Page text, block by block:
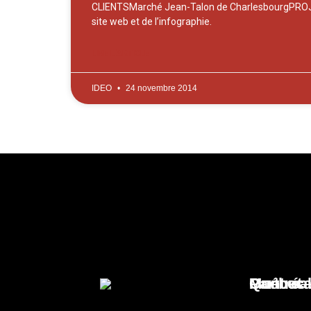
CLIENTSMarché Jean-Talon de
site web et de l’infographie.
IDEO 24 novembre 2014
Partout
Québec